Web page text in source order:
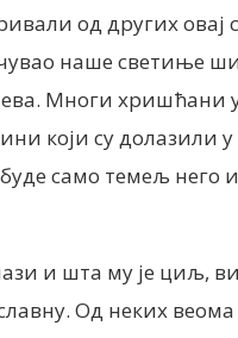
од других
наше светиње
Многи хришћани
који су долазили
буде само темељ
и шта му је циљ,
Од неких